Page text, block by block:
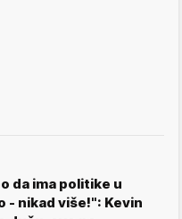
da ima politike u
- nikad više!": Kevin